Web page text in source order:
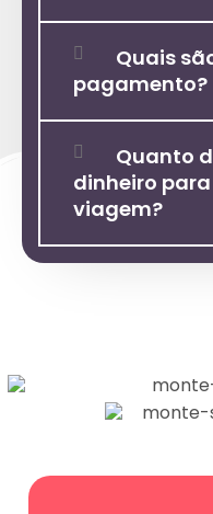
Quais
pagamento?
Quanto
dinheiro
viagem?